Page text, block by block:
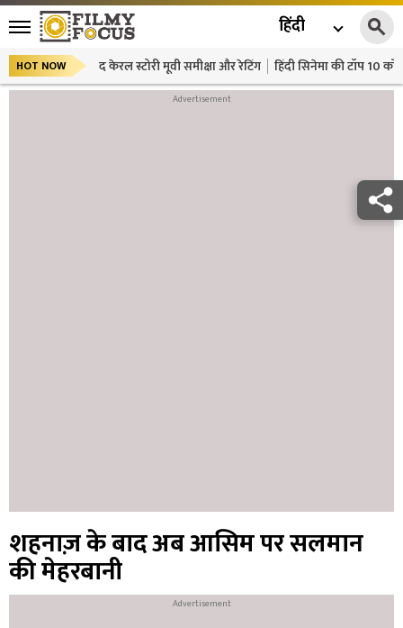
हिंदी
HOT NOW द केरल स्टोरी मूवी समीक्षा और रेटिंग हिंदी सिनेमा की टॉप 10
शहनाज़ के बाद अब आसिम पर सलमान
की मेहरबानी